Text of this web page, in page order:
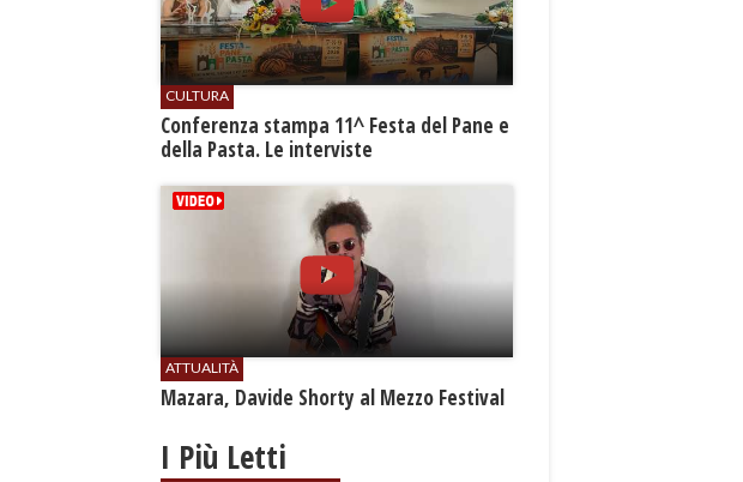
CULTURA
Conferenza stampa 11^ Festa del Pane e
della Pasta. Le interviste
ATTUALITÀ
Mazara, Davide Shorty al Mezzo Festival
I Più Letti